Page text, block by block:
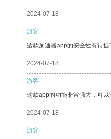
2024-07-18
游客
这款加速器app的安全性有待提
2024-07-18
游客
这款app的功能非常强大，可以
2024-07-18
游客